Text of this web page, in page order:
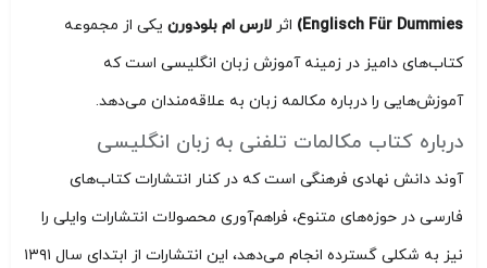
Englisch Für Dummies) اثر لارس ام بلودورن یکی از مجموعه
کتاب‌های دامیز در زمینه آموزش زبان انگلیسی است که
آموزش‌هایی را درباره مکالمه زبان به علاقه‌مندان می‌دهد.
درباره کتاب مکالمات تلفنی به زبان انگلیسی
آوند دانش نهادی فرهنگی است که در کنار انتشارات کتاب‌های
فارسی در حوزه‌های متنوع، فراهم‌آوری محصولات انتشارات وایلی را
نیز به شکلی گسترده انجام می‌دهد، این انتشارات از ابتدای سال ۱۳۹۱